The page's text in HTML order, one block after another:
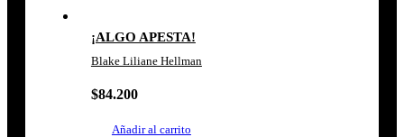
¡ALGO APESTA!
Blake Liliane Hellman
$84.200
Añadir al carrito